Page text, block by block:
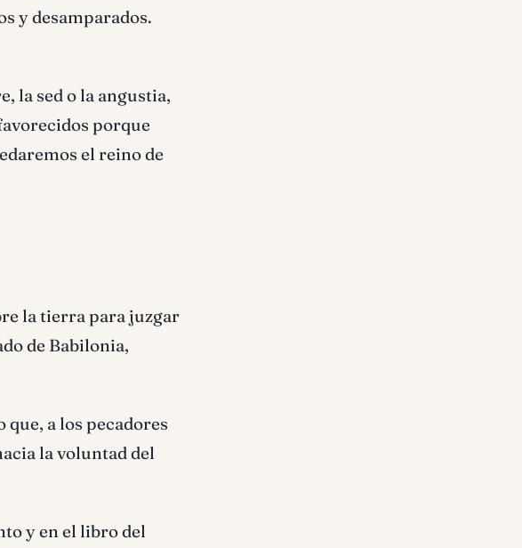
y desamparados.
la sed o la angustia,
porque
el reino de
la tierra para juzgar
de Babilonia,
a los pecadores
la voluntad del
y en el libro del